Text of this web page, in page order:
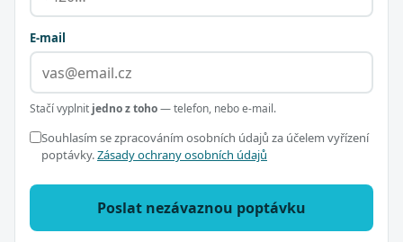
E-mail
Stačí vyplnit jedno z toho— telefon, nebo e-mail.
Souhlasím se zpracováním osobních údajů za účelem vyřízení
poptávky.Zásady ochrany osobních údajů
Poslat nezávaznou poptávku